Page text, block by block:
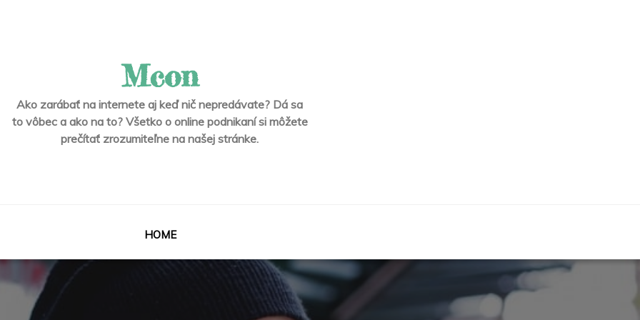
Mcon
Ako zarábať na internete aj keď nič nepredávate? Dá sa
to vôbec a ako na to? Všetko o online podnikaní si môžete
prečítať zrozumiteľne na našej stránke.
HOME